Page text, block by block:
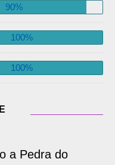
90%
100%
100%
a Pedra do